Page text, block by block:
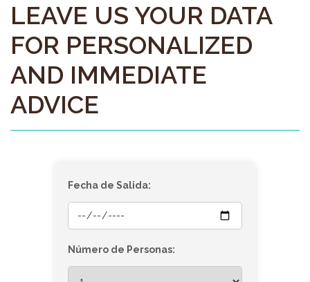
LEAVE US YOUR DATA
FOR PERSONALIZED
AND IMMEDIATE
ADVICE
Fecha de Salida:
Número de Personas: